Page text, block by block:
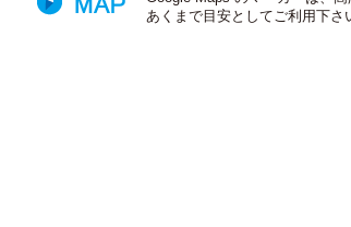
あくまで目安としてご利用下さ